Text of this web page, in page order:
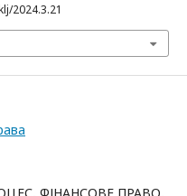
2024.3.21